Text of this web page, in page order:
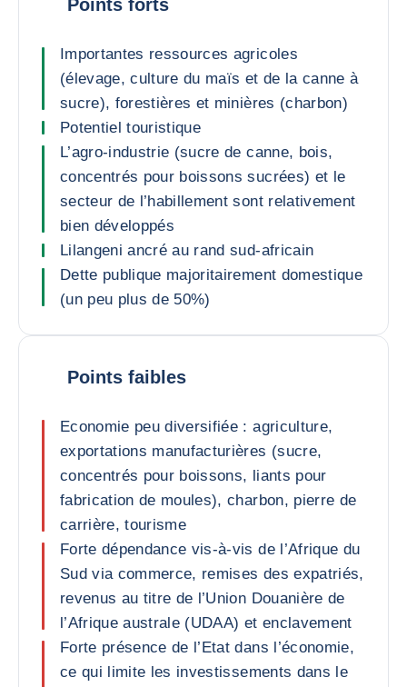
Points forts
Importantes ressources agricoles
(élevage, culture du maïs et de la canne à
sucre), forestières et minières (charbon)
Potentiel touristique
L’agro-industrie (sucre de canne, bois,
concentrés pour boissons sucrées) et le
secteur de l’habillement sont relativement
bien développés
Lilangeni ancré au rand sud-africain
Dette publique majoritairement domestique
(un peu plus de 50%)
Points faibles
Economie peu diversifiée : agriculture,
exportations manufacturières (sucre,
concentrés pour boissons, liants pour
fabrication de moules), charbon, pierre de
carrière, tourisme
Forte dépendance vis-à-vis de l’Afrique du
Sud via commerce, remises des expatriés,
revenus au titre de l’Union Douanière de
l’Afrique australe (UDAA) et enclavement
Forte présence de l’Etat dans l’économie,
ce qui limite les investissements dans le